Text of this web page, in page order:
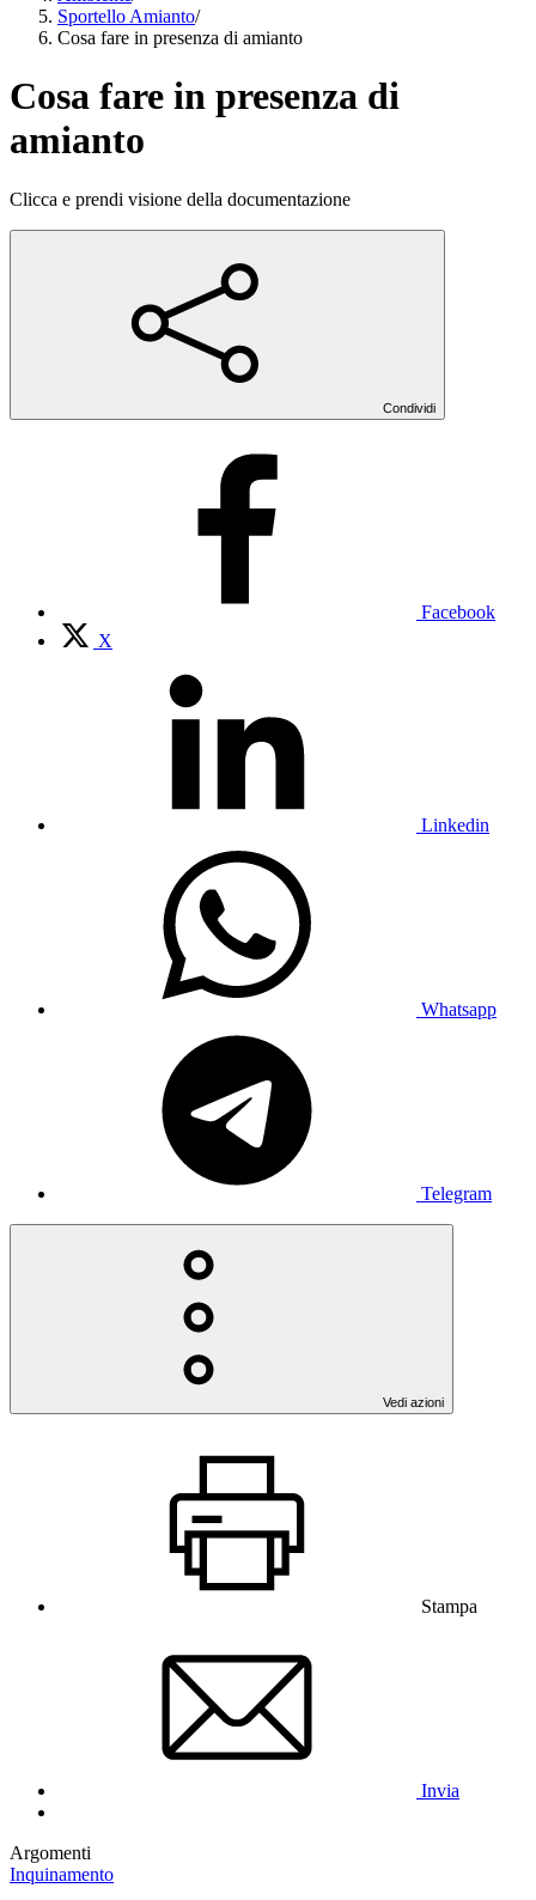
Sportello Amianto/
Cosa fare in presenza di amianto
Cosa fare in presenza di
amianto
Clicca e prendi visione della documentazione
Condividi
Facebook
X
Linkedin
Whatsapp
Telegram
Vedi azioni
Stampa
Invia
Argomenti
Inquinamento